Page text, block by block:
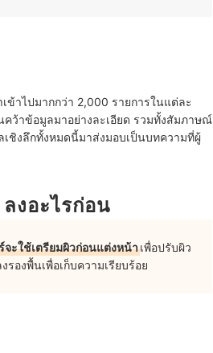
มาะกับทุกสีผิว
าไปมากกว่า 2,000 รายการในแต่ละ
คว้าข้อมูลมาอย่างละเอียด รวมทั้งสัมภาษณ์
ชิงลึกทั้งหมดนี้มาส่งมอบเป็นบทความที่ผู้
งอะไรก่อน
จะใช้เตรียมผิวก่อนแต่งหน้าเพื่อปรับผิว
รองพื้นเพื่อเก็บความเรียบร้อย